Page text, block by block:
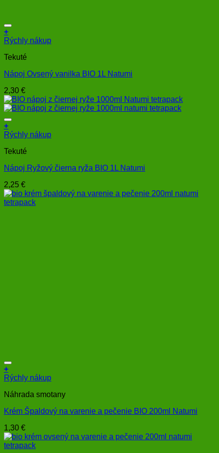
+
Rýchly nákup
Tekuté
Nápoj Ovsený vanilka BIO 1L Natumi
2,30 €
+
Rýchly nákup
Tekuté
Nápoj Ryžový čierna ryža BIO 1L Natumi
2,25 €
+
Rýchly nákup
Náhrada smotany
Krém Špaldový na varenie a pečenie BIO 200ml Natumi
1,30 €